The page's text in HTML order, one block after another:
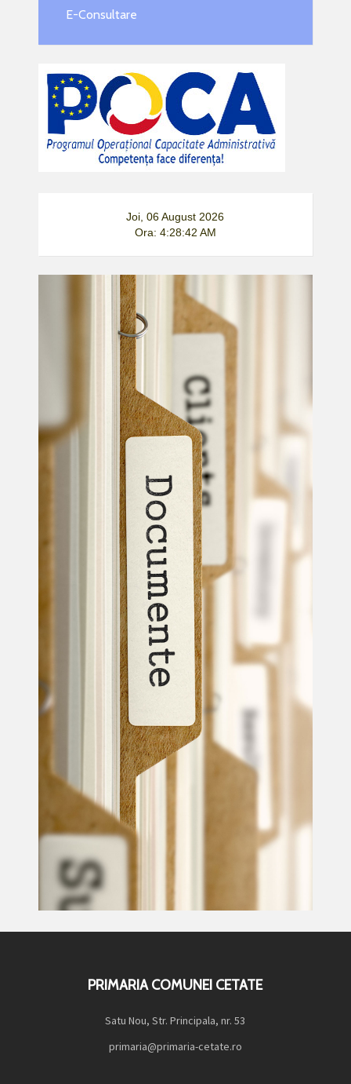
E-Consultare
Joi, 06 August 2026
Ora: 4:28:42 AM
PRIMARIA COMUNEI CETATE
Satu Nou, Str. Principala, nr. 53
primaria@primaria-cetate.ro